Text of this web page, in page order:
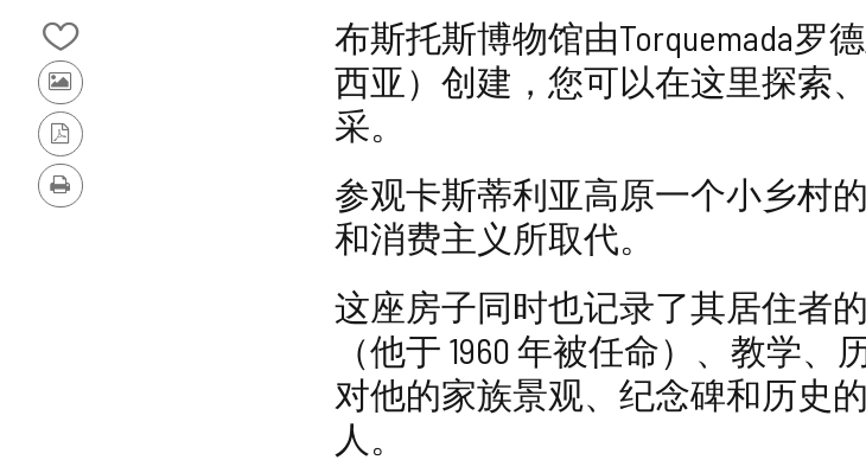
León
从
我
的
笔
记
本
中
添
其
他
游
客
的
照
PDF
版
本
打
布斯托斯博物馆由Torquemada罗
西亚）创建，您可以在这里探索
采。
参观卡斯蒂利亚高原一个小乡村
和消费主义所取代。
这座房子同时也记录了其居住者
（他于 1960 年被任命）、教学
对他的家族景观、纪念碑和历史
人。